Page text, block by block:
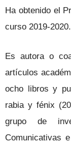
Ha obtenido el
curso 2019-2020.
Es autora o
artículos
ocho libros y
rabia y fénix
grupo de
Comunicativas